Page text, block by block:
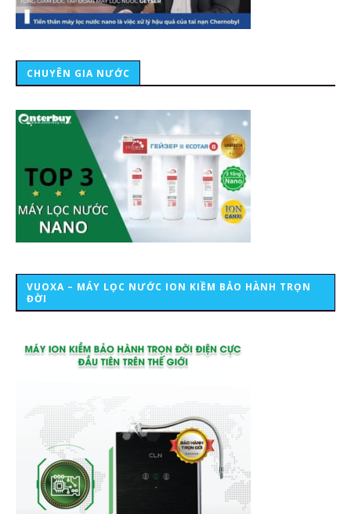
CHUYÊN GIA NƯỚC
VUOXA – MÁY LỌC NƯỚC ION KIỀM BẢO HÀNH TRỌN
ĐỜI